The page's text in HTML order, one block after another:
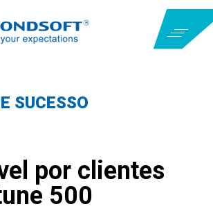
SUCESSO
por clientes
500